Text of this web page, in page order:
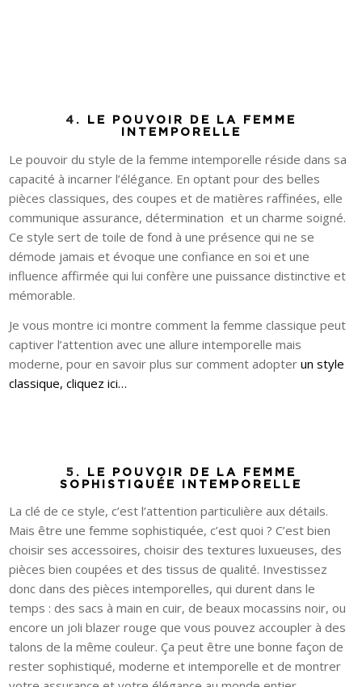
4.
LE POUVOIR DE LA FEMME
INTEMPORELLE
Le pouvoir du style de la femme intemporelle réside dans sa
capacité à incarner l’élégance. En optant pour des belles
pièces classiques, des coupes et de matières raffinées, elle
communique assurance, détermination et un charme soigné.
Ce style sert de toile de fond à une présence qui ne se
démode jamais et évoque une confiance en soi et une
influence affirmée qui lui confère une puissance distinctive et
mémorable.
Je vous montre ici montre comment la femme classique peut
captiver l’attention avec une allure intemporelle mais
moderne, pour en savoir plus sur comment adopterun style
classique, cliquez ici…
5.
LE POUVOIR DE LA FEMME
SOPHISTIQUÉE INTEMPORELLE
La clé de ce style, c’est l’attention particulière aux détails.
Mais être une femme sophistiquée, c’est quoi ? C’est bien
choisir ses accessoires, choisir des textures luxueuses, des
pièces bien coupées et des tissus de qualité. Investissez
donc dans des pièces intemporelles, qui durent dans le
temps : des sacs à main en cuir, de beaux mocassins noir, ou
encore un joli blazer rouge que vous pouvez accoupler à des
talons de la même couleur. Ça peut être une bonne façon de
rester sophistiqué, moderne et intemporelle et de montrer